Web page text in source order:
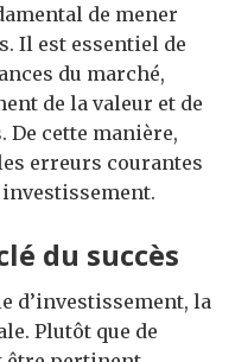
de mener
Il est essentiel de
du marché,
de la valeur et de
De cette manière,
erreurs courantes
du succès
d’investissement, la
Plutôt que de